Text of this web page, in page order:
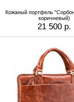
Кожаный портфель
коричневый)
21 500 р.